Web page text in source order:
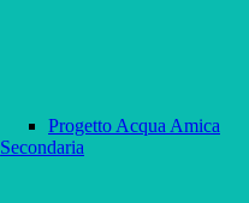
Progetto Acqua Amica
Secondaria